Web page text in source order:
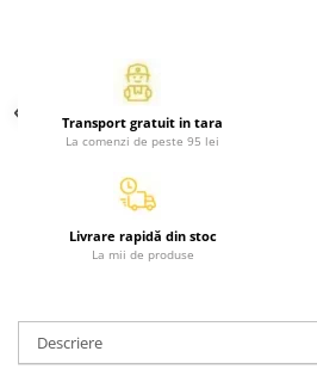
Atlase, dictionare si enciclopedii
Dictionare de limba romana
Diete si fitness
Diete si alimentatie sanatoasa
Diverse
Diverse
Transport gratuit in tara
La comenzi de peste 95 lei
Livrare rapidă din stoc
La mii de produse
Descriere